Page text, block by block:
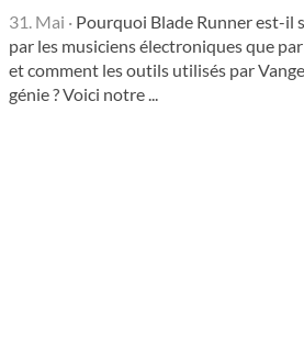
31. Mai · Pourquoi Blade Runner est-il
par les musiciens électroniques que
et comment les outils utilisés par
génie ? Voici notre ...